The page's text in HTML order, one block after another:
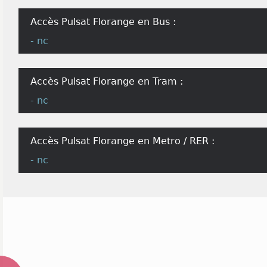
Accès Pulsat Florange en Bus :
- nc
Accès Pulsat Florange en Tram :
- nc
Accès Pulsat Florange en Metro / RER :
- nc